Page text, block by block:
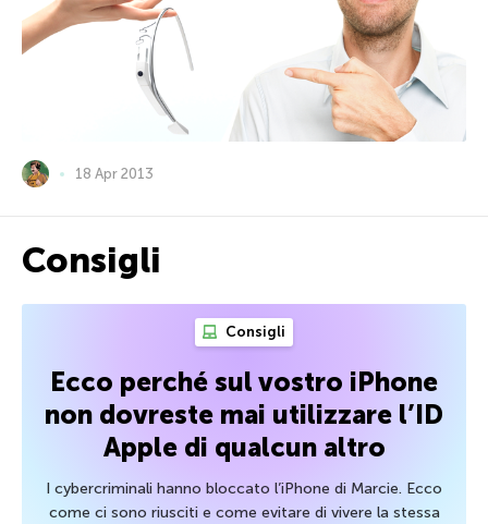
18 Apr 2013
Consigli
Consigli
Ecco perché sul vostro iPhone
non dovreste mai utilizzare l’ID
Apple di qualcun altro
I cybercriminali hanno bloccato l’iPhone di Marcie. Ecco
come ci sono riusciti e come evitare di vivere la stessa